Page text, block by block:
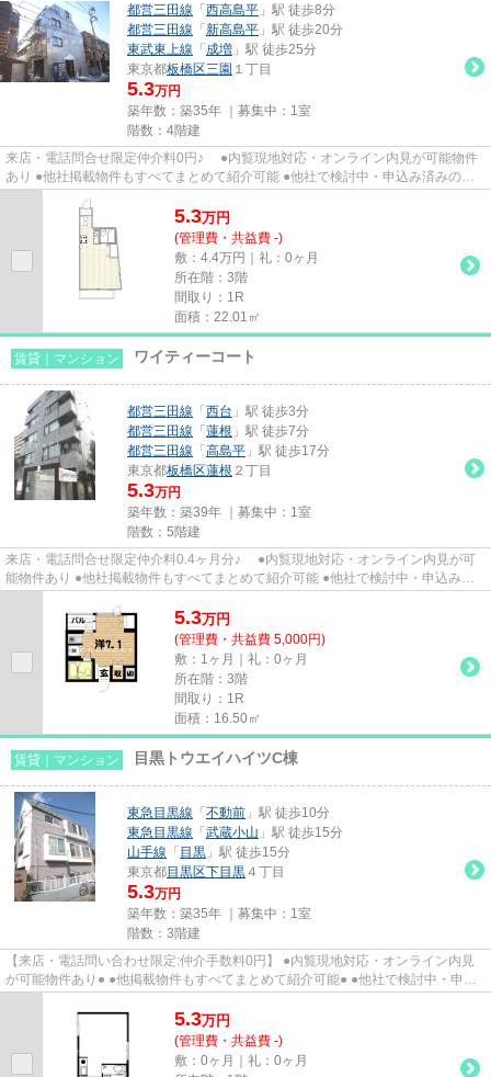
都営三田線 「 西高島平 」駅 徒歩8分
都営三田線 「 新高島平 」駅 徒歩20分
東武東上線 「 成増 」駅 徒歩25分
東京都板橋区三園 １丁目
5.3万円
築年数：築35年 ｜募集中： 1室
階数：4階建
来店・電話問合せ限定仲介料0円♪ ●内覧現地対応・オンライン内見が可能物件
あり ●他社掲載物件もすべてまとめて紹介可能 ●他社で検討中・申込み済みのお
5.3万円
(管理費・共益費 -)
敷：4.4万円｜礼：0ヶ月
所在階：3階
間取り：1R
面積：22.01㎡
賃貸｜マンション ワイティーコート
都営三田線 「 西台 」駅 徒歩3分
都営三田線 「 蓮根 」駅 徒歩7分
都営三田線 「 高島平 」駅 徒歩17分
東京都板橋区蓮根 ２丁目
5.3万円
築年数：築39年 ｜募集中： 1室
階数：5階建
来店・電話問合せ限定仲介料0.4ヶ月分♪ ●内覧現地対応・オンライン内見が可
能物件あり ●他社掲載物件もすべてまとめて紹介可能 ●他社で検討中・申込み済
5.3万円
(管理費・共益費 5,000円)
敷：1ヶ月｜礼：0ヶ月
所在階：3階
間取り：1R
面積：16.50㎡
賃貸｜マンション 目黒トウエイハイツC棟
東急目黒線 「 不動前 」駅 徒歩10分
東急目黒線 「 武蔵小山 」駅 徒歩15分
山手線 「 目黒 」駅 徒歩15分
東京都目黒区下目黒 ４丁目
5.3万円
築年数：築35年 ｜募集中： 1室
階数：3階建
【来店・電話問い合わせ限定:仲介手数料0円】 ●内覧現地対応・オンライン内見
が可能物件あり● ●他掲載物件もすべてまとめて紹介可能● ●他社で検討中・申込
5.3万円
(管理費・共益費 -)
敷：0ヶ月｜礼：0ヶ月